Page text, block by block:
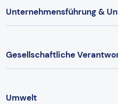
Unternehmensführung &
Gesellschaftliche
Umwelt